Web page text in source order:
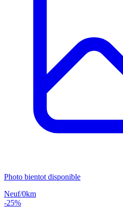
Photo bientot disponible
Neuf/0km
-25%